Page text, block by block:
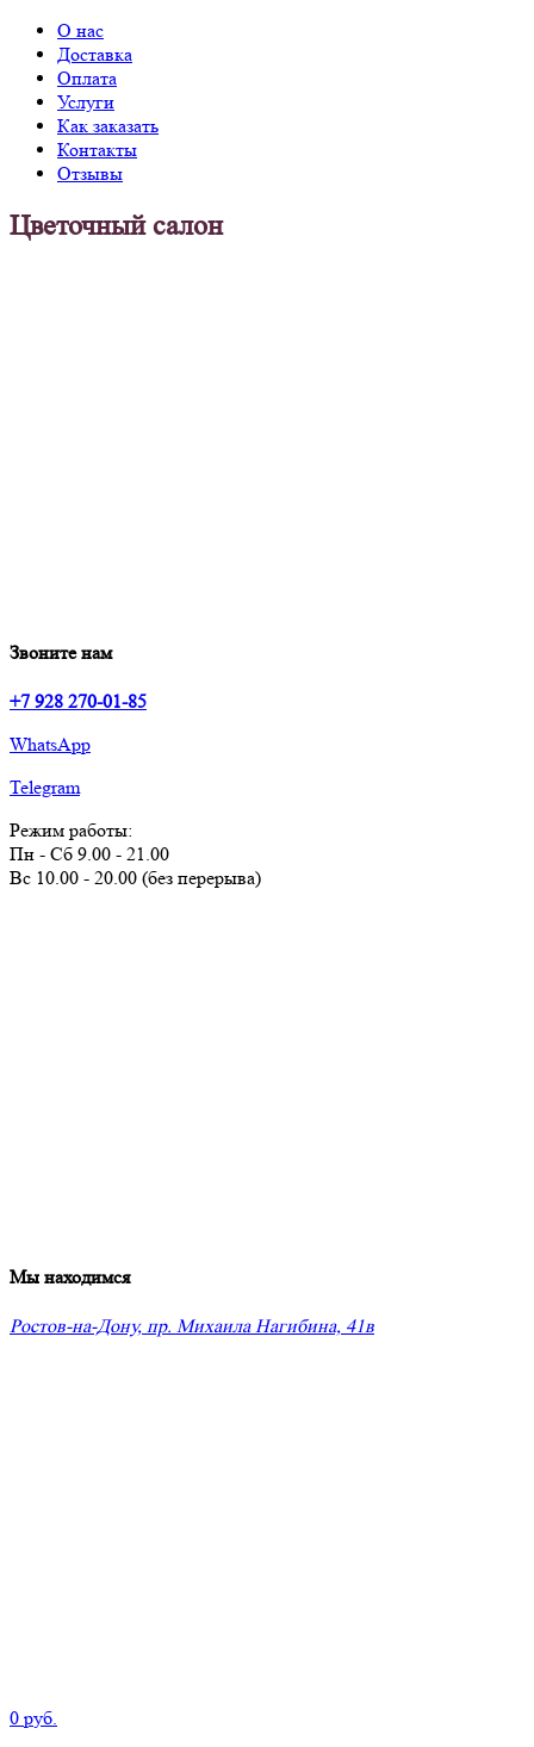
О нас
Доставка
Оплата
Услуги
Как заказать
Контакты
Отзывы
Цветочный салон
Звоните нам
+7 928 270-01-85
WhatsApp
Telegram
Режим работы:
Пн - Сб 9.00 - 21.00
Вс 10.00 - 20.00 (без перерыва)
Мы находимся
Ростов-на-Дону, пр. Михаила Нагибина, 41в
0 руб.